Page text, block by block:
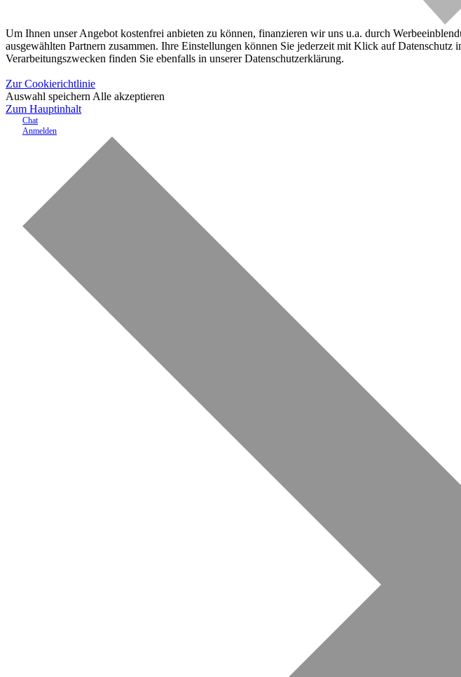
Um Ihnen unser Angebot kostenfrei anbieten zu können, finanzieren wir uns u.a. durch
ausgewählten Partnern zusammen. Ihre Einstellungen können Sie jederzeit mit Klick auf
Verarbeitungszwecken finden Sie ebenfalls in unserer Datenschutzerklärung.
Zur Cookierichtlinie
Auswahl speichern Alle akzeptieren
Zum Hauptinhalt
Chat
Anmelden